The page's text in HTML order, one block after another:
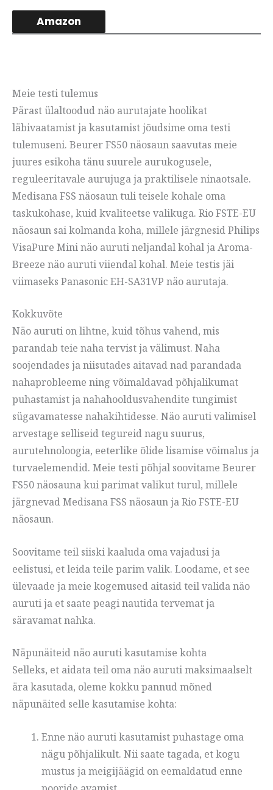
Amazon
Meie testi tulemus
Pärast ülaltoodud näo aurutajate hoolikat
läbivaatamist ja kasutamist jõudsime oma testi
tulemuseni. Beurer FS50 näosaun saavutas meie
juures esikoha tänu suurele aurukogusele,
reguleeritavale aurujuga ja praktilisele ninaotsale.
Medisana FSS näosaun tuli teisele kohale oma
taskukohase, kuid kvaliteetse valikuga. Rio FSTE-EU
näosaun sai kolmanda koha, millele järgnesid Philips
VisaPure Mini näo auruti neljandal kohal ja Aroma-
Breeze näo auruti viiendal kohal. Meie testis jäi
viimaseks Panasonic EH-SA31VP näo aurutaja.
Kokkuvõte
Näo auruti on lihtne, kuid tõhus vahend, mis
parandab teie naha tervist ja välimust. Naha
soojendades ja niisutades aitavad nad parandada
nahaprobleeme ning võimaldavad põhjalikumat
puhastamist ja nahahooldusvahendite tungimist
sügavamatesse nahakihtidesse. Näo auruti valimisel
arvestage selliseid tegureid nagu suurus,
aurutehnoloogia, eeterlike õlide lisamise võimalus ja
turvaelemendid. Meie testi põhjal soovitame Beurer
FS50 näosauna kui parimat valikut turul, millele
järgnevad Medisana FSS näosaun ja Rio FSTE-EU
näosaun.
Soovitame teil siiski kaaluda oma vajadusi ja
eelistusi, et leida teile parim valik. Loodame, et see
ülevaade ja meie kogemused aitasid teil valida näo
auruti ja et saate peagi nautida tervemat ja
säravamat nahka.
Näpunäiteid näo auruti kasutamise kohta
Selleks, et aidata teil oma näo auruti maksimaalselt
ära kasutada, oleme kokku pannud mõned
näpunäited selle kasutamise kohta:
Enne näo auruti kasutamist puhastage oma
nägu põhjalikult. Nii saate tagada, et kogu
mustus ja meigijäägid on eemaldatud enne